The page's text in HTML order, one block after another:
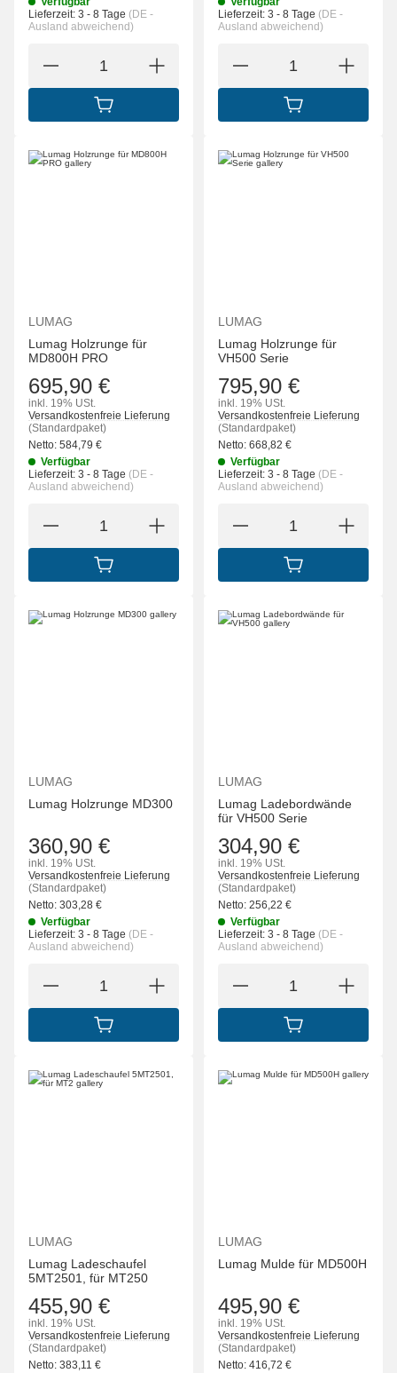
Lieferzeit: 3 - 8 Tage (DE -
Ausland abweichend)
IN DEN WARENKORB
Lieferzeit: 3 - 8 Tage (DE -
Ausland abweichend)
IN DEN
LUMAG
Lumag Holzrunge für
MD800H PRO
695,90 €
inkl. 19% USt.
Versandkostenfreie Lieferung
(Standardpaket)
Netto: 584,79 €
Verfügbar
Lieferzeit: 3 - 8 Tage (DE -
Ausland abweichend)
IN DEN WARENKORB
LUMAG
Lumag Holzrunge für
VH500 Serie
795,90 €
inkl. 19% USt.
Versandkostenfreie Lieferung
(Standardpaket)
Netto: 668,82 €
Verfügbar
Lieferzeit: 3 - 8 Tage (DE -
Ausland abweichend)
IN DEN
LUMAG
Lumag Holzrunge MD300
360,90 €
inkl. 19% USt.
Versandkostenfreie Lieferung
(Standardpaket)
Netto: 303,28 €
Verfügbar
Lieferzeit: 3 - 8 Tage (DE -
Ausland abweichend)
IN DEN WARENKORB
LUMAG
Lumag Ladebordwände
für VH500 Serie
304,90 €
inkl. 19% USt.
Versandkostenfreie Lieferung
(Standardpaket)
Netto: 256,22 €
Verfügbar
Lieferzeit: 3 - 8 Tage (DE -
Ausland abweichend)
IN DEN
LUMAG
Lumag Ladeschaufel
5MT2501, für MT250
455,90 €
inkl. 19% USt.
Versandkostenfreie Lieferung
(Standardpaket)
Netto: 383,11 €
LUMAG
Lumag Mulde für MD500H
495,90 €
inkl. 19% USt.
Versandkostenfreie Lieferung
(Standardpaket)
Netto: 416,72 €